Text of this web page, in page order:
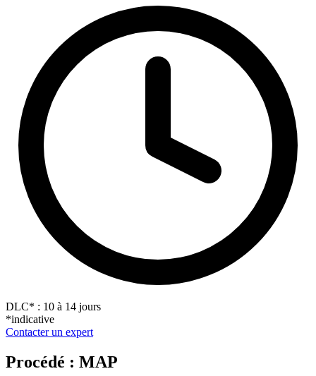
DLC* : 10 à 14 jours
*indicative
Contacter un expert
Procédé : MAP